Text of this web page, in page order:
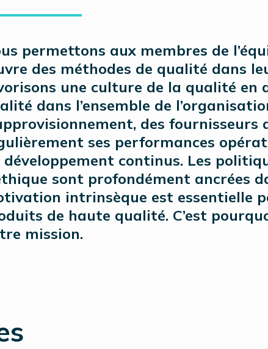
permettons aux membres de
des méthodes de qualité dans
une culture de la qualité en
dans l’ensemble de
des fournisseurs
ses performances
développement continus. Les
sont profondément ancrées
intrinsèque est essentielle
de haute qualité. C’est
mission.